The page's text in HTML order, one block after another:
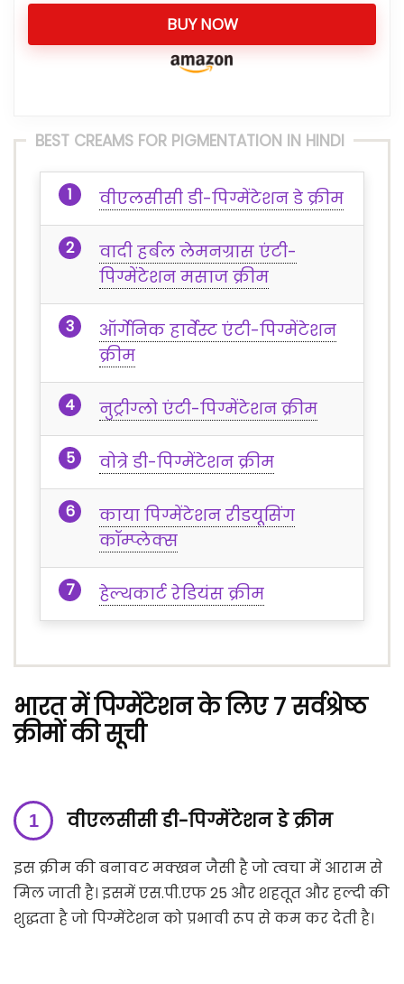
BUY NOW
BEST CREAMS FOR PIGMENTATION IN HINDI
वीएलसीसी डी-पिग्मेंटेशन डे क्रीम
वादी हर्बल लेमनग्रास एंटी-
पिग्मेंटेशन मसाज क्रीम
ऑर्गेनिक हार्वेस्ट एंटी-पिग्मेंटेशन
क्रीम
नुट्रीग्लो एंटी-पिग्मेंटेशन क्रीम
वोत्रे डी-पिग्मेंटेशन क्रीम
काया पिग्मेंटेशन रीडयूसिंग
कॉम्प्लेक्स
हेल्थकार्ट रेडियंस क्रीम
भारत में पिग्मेंटेशन के लिए 7 सर्वश्रेष्ठ
क्रीमों की सूची
वीएलसीसी डी-पिग्मेंटेशन डे क्रीम
इस क्रीम की बनावट मक्खन जैसी है जो त्वचा में आराम से
मिल जाती है। इसमें एस.पी.एफ 25 और शहतूत और हल्दी की
शुद्धता है जो पिग्मेंटेशन को प्रभावी रूप से कम कर देती है।